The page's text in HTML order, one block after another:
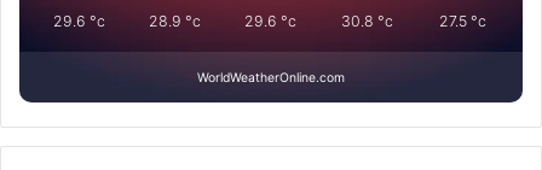
29.6 °c 28.9 °c 29.6 °c 30.8 °c 27.5°c
WorldWeatherOnline.com